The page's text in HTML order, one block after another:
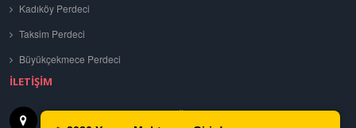
Kadıköy Perdeci
Taksim Perdeci
Büyükçekmece Perdeci
İLETIŞIM
Tuna, 699. Sk No: 4, 34200 Bağcılar